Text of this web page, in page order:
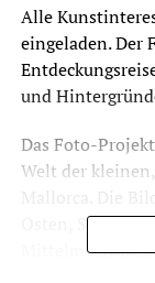
Alle
eingeladen. Der
und
Das Foto-
Welt der
Osten,